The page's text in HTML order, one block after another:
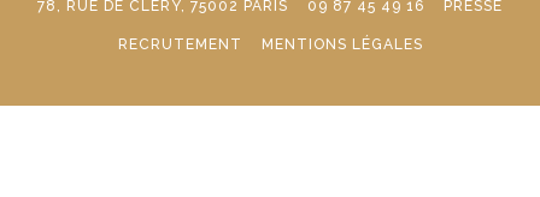
78, RUE DE CLÉRY, 75002 PARIS 09 87 45 49 16 PRESSE
RECRUTEMENT MENTIONS LÉGALES